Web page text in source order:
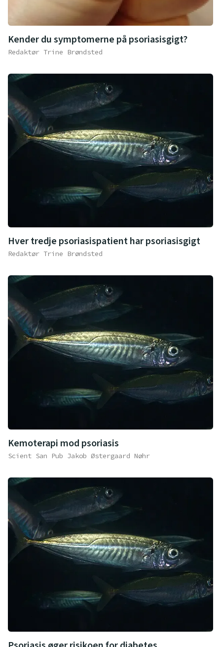
Kender du symptomerne på psoriasisgigt?
Redaktør Trine Brøndsted
Hver tredje psoriasispatient har psoriasisgigt
Redaktør Trine Brøndsted
Kemoterapi mod psoriasis
Scient San Pub Jakob Østergaard Nøhr